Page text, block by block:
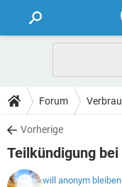
FORUM
TIPPS
Forum
Vorherige
Teilkündigung bei
will anonym bleiben